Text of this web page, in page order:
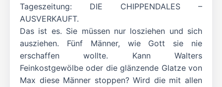
Tageszeitung: DIE CHIPPENDALES –
AUSVERKAUFT.
Das ist es. Sie müssen nur losziehen und sich
ausziehen. Fünf Männer, wie Gott sie nie
erschaffen wollte. Kann Walters
Feinkostgewölbe oder die glänzende Glatze von
Max diese Männer stoppen? Wird die mit allen